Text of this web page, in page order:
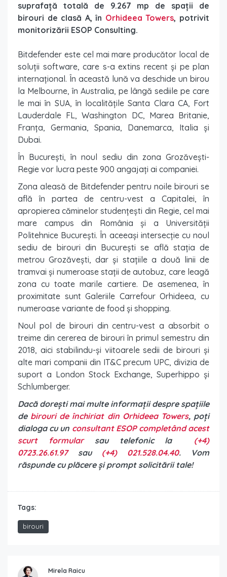
suprafață totală de 9.267 mp de spații de
birouri de clasă A, în Orhideea Towers, potrivit
monitorizării ESOP Consulting.
Bitdefender este cel mai mare producător local de
soluții software, care s-a extins recent și pe plan
internațional. În această lună va deschide un birou
la Melbourne, în Australia, pe lângă sediile pe care
le mai în SUA, în localitățile Santa Clara CA, Fort
Lauderdale FL, Washington DC, Marea Britanie,
Franța, Germania, Spania, Danemarca, Italia și
Dubai.
În București, în noul sediu din zona Grozăvești-
Regie vor lucra peste 900 angajați ai companiei.
Zona aleasă de Bitdefender pentru noile birouri se
află în partea de centru-vest a Capitalei, în
apropierea căminelor studențești din Regie, cel mai
mare campus din România și a Universității
Politehnice București. În aceeași intersecție cu noul
sediu de birouri din București se află stația de
metrou Grozăvești, dar și stațiile a două linii de
tramvai și numeroase stații de autobuz, care leagă
zona cu toate marile cartiere. De asemenea, în
proximitate sunt Galeriile Carrefour Orhideea, cu
numeroase variante de food și shopping.
Noul pol de birouri din centru-vest a absorbit o
treime din cererea de birouri în primul semestru din
2018, aici stabilindu-și viitoarele sedii de birouri și
alte mari companii din IT&C precum UPC, divizia de
suport a London Stock Exchange, Superhippo și
Schlumberger.
Dacă dorești mai multe informații despre spațiile
de birouri de închiriat din Orhideea Towers, poți
dialoga cu un consultant ESOP completând acest
scurt formularsau telefonic la (+4)
0723.26.61.97sau (+4) 021.528.04.40. Vom
răspunde cu plăcere și prompt solicitării tale!
Tags:
birouri
Mirela Raicu